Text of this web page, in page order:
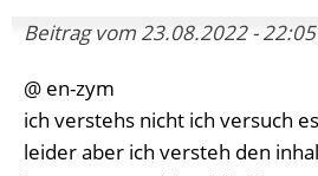
Beitrag vom 23.08.2022 -
@ en-zym
ich verstehs nicht ich versuch
leider aber ich versteh den